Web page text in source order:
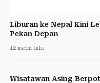
Liburan ke Nepal Kini
Pekan Depan
12 menit lalu
Wisatawan Asing